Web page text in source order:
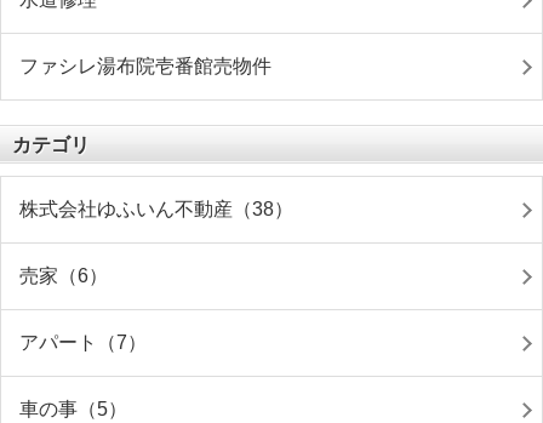
ファシレ湯布院壱番館売物件
カテゴリ
株式会社ゆふいん不動産（38）
売家（6）
アパート（7）
車の事（5）